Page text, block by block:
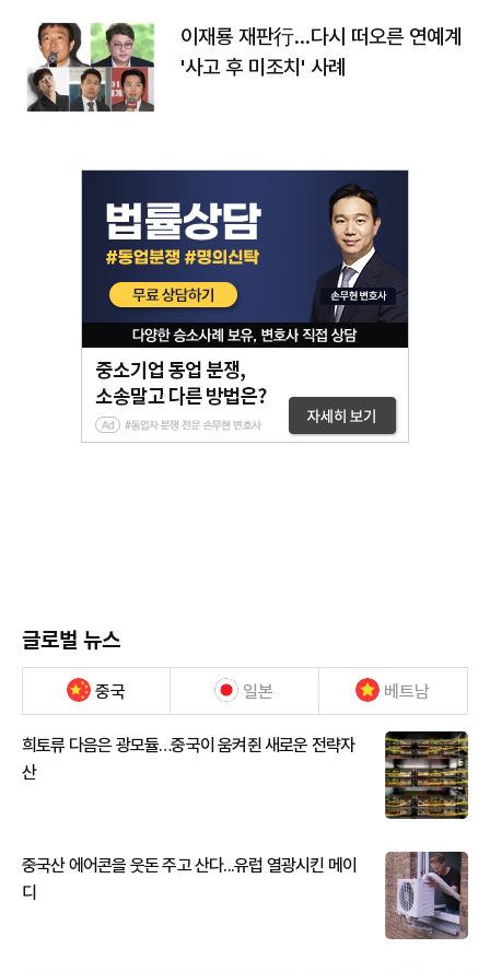
이재룡 재판行…다시 떠오른 연예계
'사고 후 미조치' 사례
글로벌 뉴스
중국 일본 베트남
희토류 다음은 광모듈…중국이 움켜쥔 새로운 전략자
산
중국산 에어콘을 웃돈 주고 산다...유럽 열광시킨 메이
디